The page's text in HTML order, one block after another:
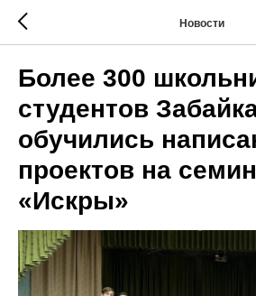
Новости
Более 300
студентов
обучились
проектов на
«Искры»